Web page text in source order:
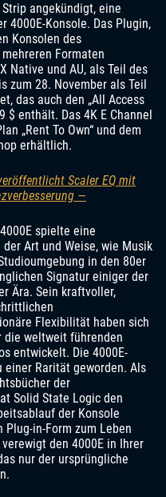
angekündigt, eine
4000E-Konsole. Das Plugin,
Konsolen des
Formaten
Native und AU, als Teil des
zum 28. November als Teil
das auch den „All Access
$ enthält. Das 4K E Channel
„Rent To Own“ und dem
erhältlich.
Scaler EQ mit
—
spielte eine
Art und Weise, wie Musik
in den 80er
Signatur einiger der
Ära. Sein kraftvoller,
Flexibilität haben sich
die weltweit führenden
entwickelt. Die 4000E-
einer Rarität geworden. Als
der
Solid State Logic den
der Konsole
in-Form zum Leben
den 4000E in Ihrer
nur der ursprüngliche